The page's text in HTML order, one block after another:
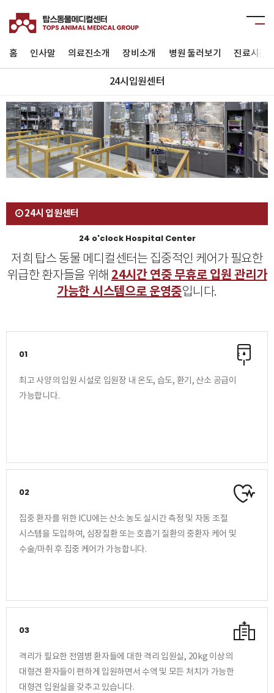
홈 인사말 의료진소개 장비소개 병원 둘러보기 진료시간
24시입원센터
24시 입원센터
24 o'clock Hospital Center
저희 탑스 동물 메디컬센터는 집중적인 케어가 필요한
위급한 환자들을 위해 24시간 연중 무휴로 입원 관리가
가능한 시스템으로 운영중입니다.
01
최고 사양의 입원 시설로 입원장 내 온도, 습도, 환기, 산소 공급이
가능합니다.
02
집중 환자를 위한 ICU에는 산소 농도 실시간 측정 및 자동 조절
시스템을 도입하여, 심장질환 또는 호흡기 질환의 중환자 케어 및
수술/마취 후 집중 케어가 가능합니다.
03
격리가 필요한 전염병 환자들에 대한 격리 입원실, 20kg 이상의
대형견 환자들이 편하게 입원하면서 수액 및 모든 처치가 가능한
대형견 입원실을 갖추고 있습니다.